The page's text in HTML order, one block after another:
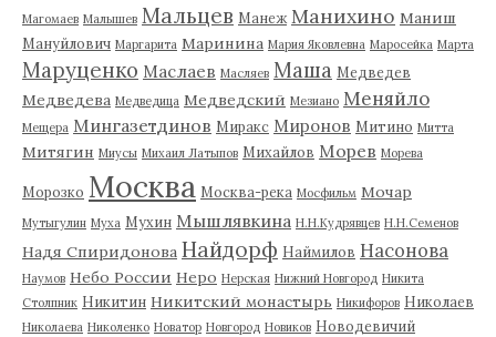
Магомаев Малышев Мальцев Манеж Манихино Маниш
Мануйлович Маргарита Маринина Мария Яковлевна Маросейка Марта
Маруценко Маслаев Масляев Маша Медведев
Медведева Медведица Медведский Мезиано Меняйло
Мещера Мингазетдинов Миракс Миронов Митино Митта
Митягин Миусы Михаил Латыпов Михайлов Морев Морева
Морозко Москва Москва-река Мосфильм Мочар
Мутыгулин Муха Мухин Мышлявкина Н.Н.Кудрявцев Н.Н.Семенов
Надя Спиридонова Найдорф Наймилов Насонова
Наумов Небо России Неро Нерская Нижний Новгород Никита
Столпник Никитин Никитский монастырь Никифоров Николаев
Николаева Николенко Новатор Новгород Новиков Новодевичий